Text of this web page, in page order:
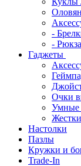
-
-
Гаджеты
Очки
Умные
Настолки
Пазлы
Кружки и
Trade-In